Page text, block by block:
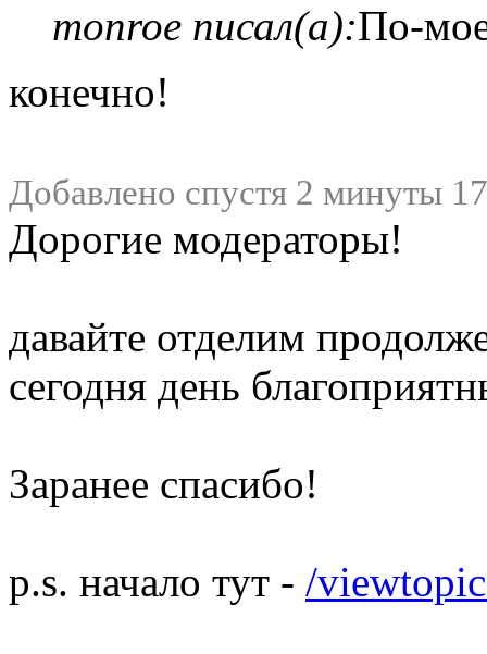
monroe писал(а):По-
конечно!
Добавлено спустя 2 минуты
Дорогие модераторы!
давайте отделим
сегодня день
Заранее спасибо!
p.s. начало тут - /